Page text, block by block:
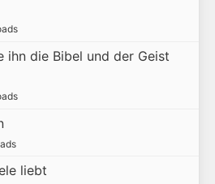
ihn die Bibel und der Geist
liebt